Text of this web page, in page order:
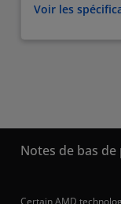
Voir les
Notes de bas de
Certain AMD